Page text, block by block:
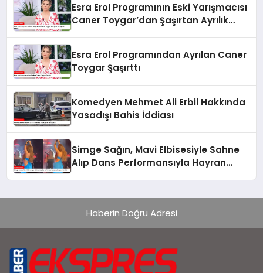
Esra Erol Programının Eski Yarışmacısı
Caner Toygar’dan Şaşırtan Ayrılık
Esra Erol Programından Ayrılan Caner
Toygar Şaşırttı
Komedyen Mehmet Ali Erbil Hakkında
Yasadışı Bahis İddiası
Simge Sağın, Mavi Elbisesiyle Sahne
Alıp Dans Performansıyla Hayran
Haberin Doğru Adresi